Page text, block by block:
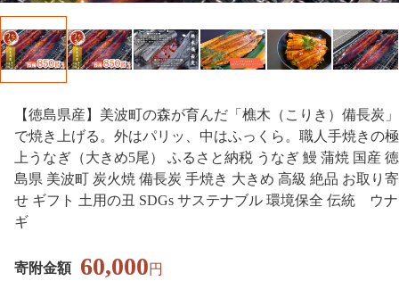
【徳島県産】美波町の森が育んだ「樵木（こりき）備長炭」
で焼き上げる。外はパリッ、中はふっくら。職人手焼きの極
上うなぎ（大きめ5尾） ふるさと納税 うなぎ 鰻 蒲焼 国産 徳
島県 美波町 炭火焼 備長炭 手焼き 大きめ 高級 絶品 お取り寄
せ ギフト 土用の丑 SDGs サステナブル 環境保全 伝統 ウナ
ギ
寄附金額 60,000円